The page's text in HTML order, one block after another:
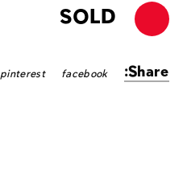
SOLD
Share:
facebook
pinterest